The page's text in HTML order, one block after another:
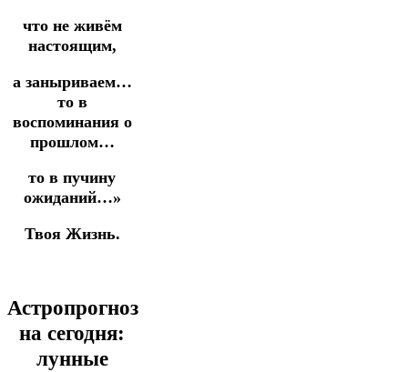
что не живём
настоящим,
а заныриваем…
то в
воспоминания о
прошлом…
то в пучину
ожиданий…»
Твоя Жизнь.
Астропрогноз
на сегодня:
лунные